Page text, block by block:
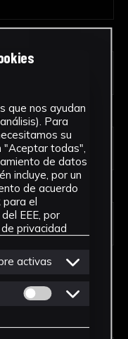
que nos ayudan
Para
su
"Aceptar todas",
de datos
incluye, por un
de acuerdo
para el
EEE, por
privacidad
activas
Permitir cookies